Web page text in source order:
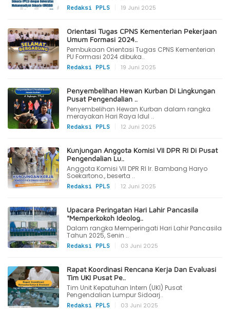
Redaksi PPLS 19 Juni 2025
Orientasi Tugas CPNS Kementerian Pekerjaan
Umum Formasi 2024..
Pembukaan Orientasi Tugas CPNS Kementerian
PU Formasi 2024 dibuka..
Redaksi PPLS 19 Juni 2025
Penyembelihan Hewan Kurban Di Lingkungan
Pusat Pengendalian ..
Penyembelihan Hewan Kurban dalam rangka
merayakan Hari Raya Idul ..
Redaksi PPLS 12 Juni 2025
Kunjungan Anggota Komisi VII DPR RI Di Pusat
Pengendalian Lu..
Anggota Komisi VII DPR RI Ir. Bambang Haryo
Soekartono., beserta ..
Redaksi PPLS 12 Juni 2025
Upacara Peringatan Hari Lahir Pancasila
"Memperkokoh Ideolog..
Dalam rangka Memperingati Hari Lahir Pancasila
Tahun 2025, Senin ..
Redaksi PPLS 03 Juni 2025
Rapat Koordinasi Rencana Kerja Dan Evaluasi
Tim UKI Pusat Pe..
Tim Unit Kepatuhan Intern (UKI) Pusat
Pengendalian Lumpur Sidoarj..
Redaksi PPLS 03 Juni 2025